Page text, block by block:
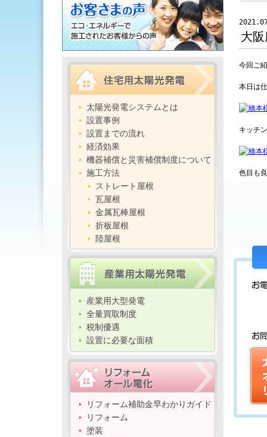
太陽光発電システムとは
設置事例
設置までの流れ
経済効果
機器補償と災害補償制度について
施工方法
ストレート屋根
瓦屋根
金属瓦棒屋根
折板屋根
陸屋根
産業用大型発電
全量買取制度
税制優遇
設置に必要な面積
リフォーム補助金早わかりガイド
リフォーム
塗装
大
今回ご
本日は
キッチ
色目も